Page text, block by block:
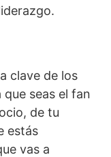
clave de los
seas el fan
de tu
estás
vas a